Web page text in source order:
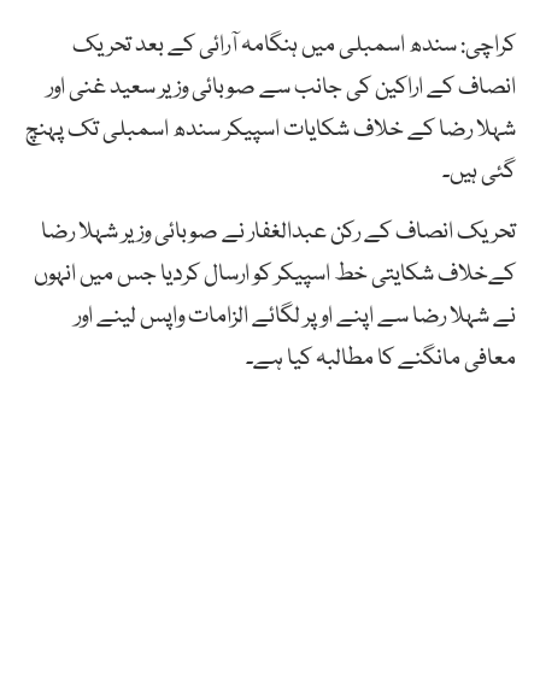
کراچی: سندھ اسمبلی میں ہنگامہ آرائی کے بعد تحریک
انصاف کے اراکین کی جانب سے صوبائی وزیر سعید غنی اور
شہلا رضا کے خلاف شکایات اسپیکر سندھ اسمبلی تک پہنچ
گئی ہیں۔
تحریک انصاف کے رکن عبدالغفار نے صوبائی وزیر شہلا رضا
کےخلاف شکایتی خط اسپیکر کو ارسال کردیا جس میں انہوں
نے شہلا رضا سے اپنے اوپر لگائے الزامات واپس لینے اور
معافی مانگنے کا مطالبہ کیا ہے۔